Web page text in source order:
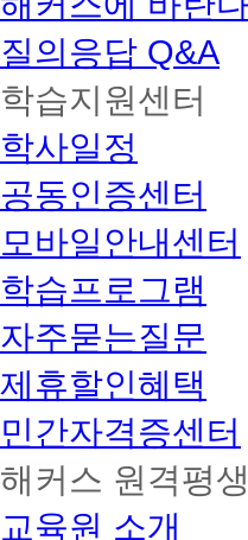
질의응답 Q&A
학습지원센터
학사일정
공동인증센터
모바일안내센터
학습프로그램
자주묻는질문
제휴할인혜택
민간자격증센터
해커스 원격평
교육원 소개